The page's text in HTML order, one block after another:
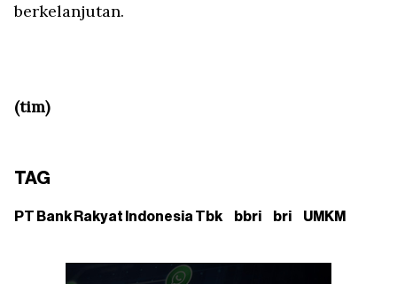
berkelanjutan.
(tim)
TAG
PT Bank Rakyat Indonesia Tbk bbri bri UMKM